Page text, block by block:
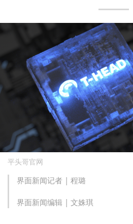
平头哥官网
界面新闻记者 | 程璐
界面新闻编辑 | 文姝琪